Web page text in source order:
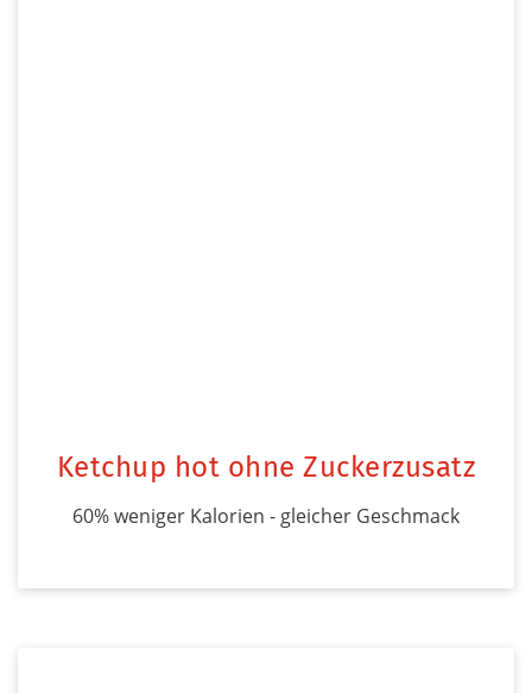
Ketchup hot ohne Zuckerzusatz
60% weniger Kalorien - gleicher Geschmack